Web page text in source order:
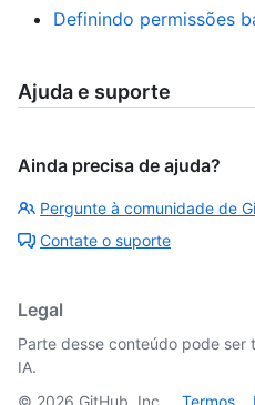
Definindo permissões
Ajuda e suporte
Ainda precisa de ajuda?
Pergunte à comunidade de
Contate o suporte
Legal
Parte desse conteúdo pode
IA.
© 2026 GitHub, Inc. Termos